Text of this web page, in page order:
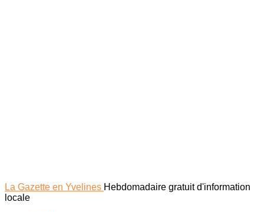
La Gazette en Yvelines Hebdomadaire gratuit d'information
locale